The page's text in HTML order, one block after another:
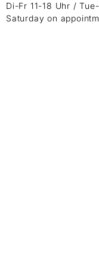
Di-Fr 11-18 Uhr /
Saturday on